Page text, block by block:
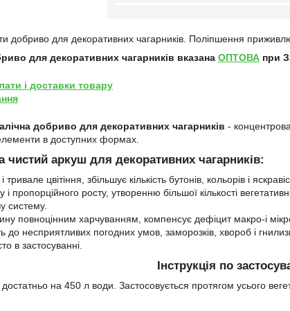
добриво для декоративних чагарників . Поліпшення
для декоративних чагарників вказана ОПТОВА при
і доставки товару
добриво для декоративних чагарників -
в доступних формах.
чистий аркуш для декоративних чагарників:
цвітіння, збільшує кількість бутонів, кольорів і
пропорційного росту, утворенню більшої кількості
систему.
повноцінним харчуванням, компенсує дефіцит макро-і
до несприятливих погодних умов, заморозків, хвороб і
в застосуванні.
Інструкція по
на 450 л води. Застосовується протягом усього